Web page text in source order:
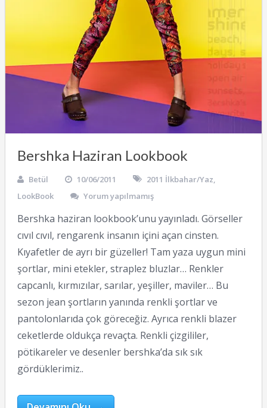
Bershka Haziran Lookbook
Betül 10/06/2011 2011 İlkbahar/Yaz,
LookBook
Yorum yapılmamış
Bershka haziran lookbook’unu yayınladı. Görseller
cıvıl cıvıl, rengarenk insanın içini açan cinsten.
Kıyafetler de ayrı bir güzeller! Tam yaza uygun mini
şortlar, mini etekler, straplez bluzlar… Renkler
capcanlı, kırmızılar, sarılar, yeşiller, maviler… Bu
sezon jean şortların yanında renkli şortlar ve
pantolonlarıda çok göreceğiz. Ayrıca renkli blazer
ceketlerde oldukça revaçta. Renkli çizgililer,
pötikareler ve desenler bershka’da sık sık
gördüklerimiz..